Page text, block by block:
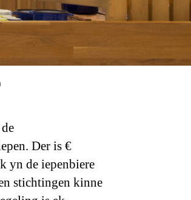
Der is €
yn de iepenbiere
stichtingen kinne